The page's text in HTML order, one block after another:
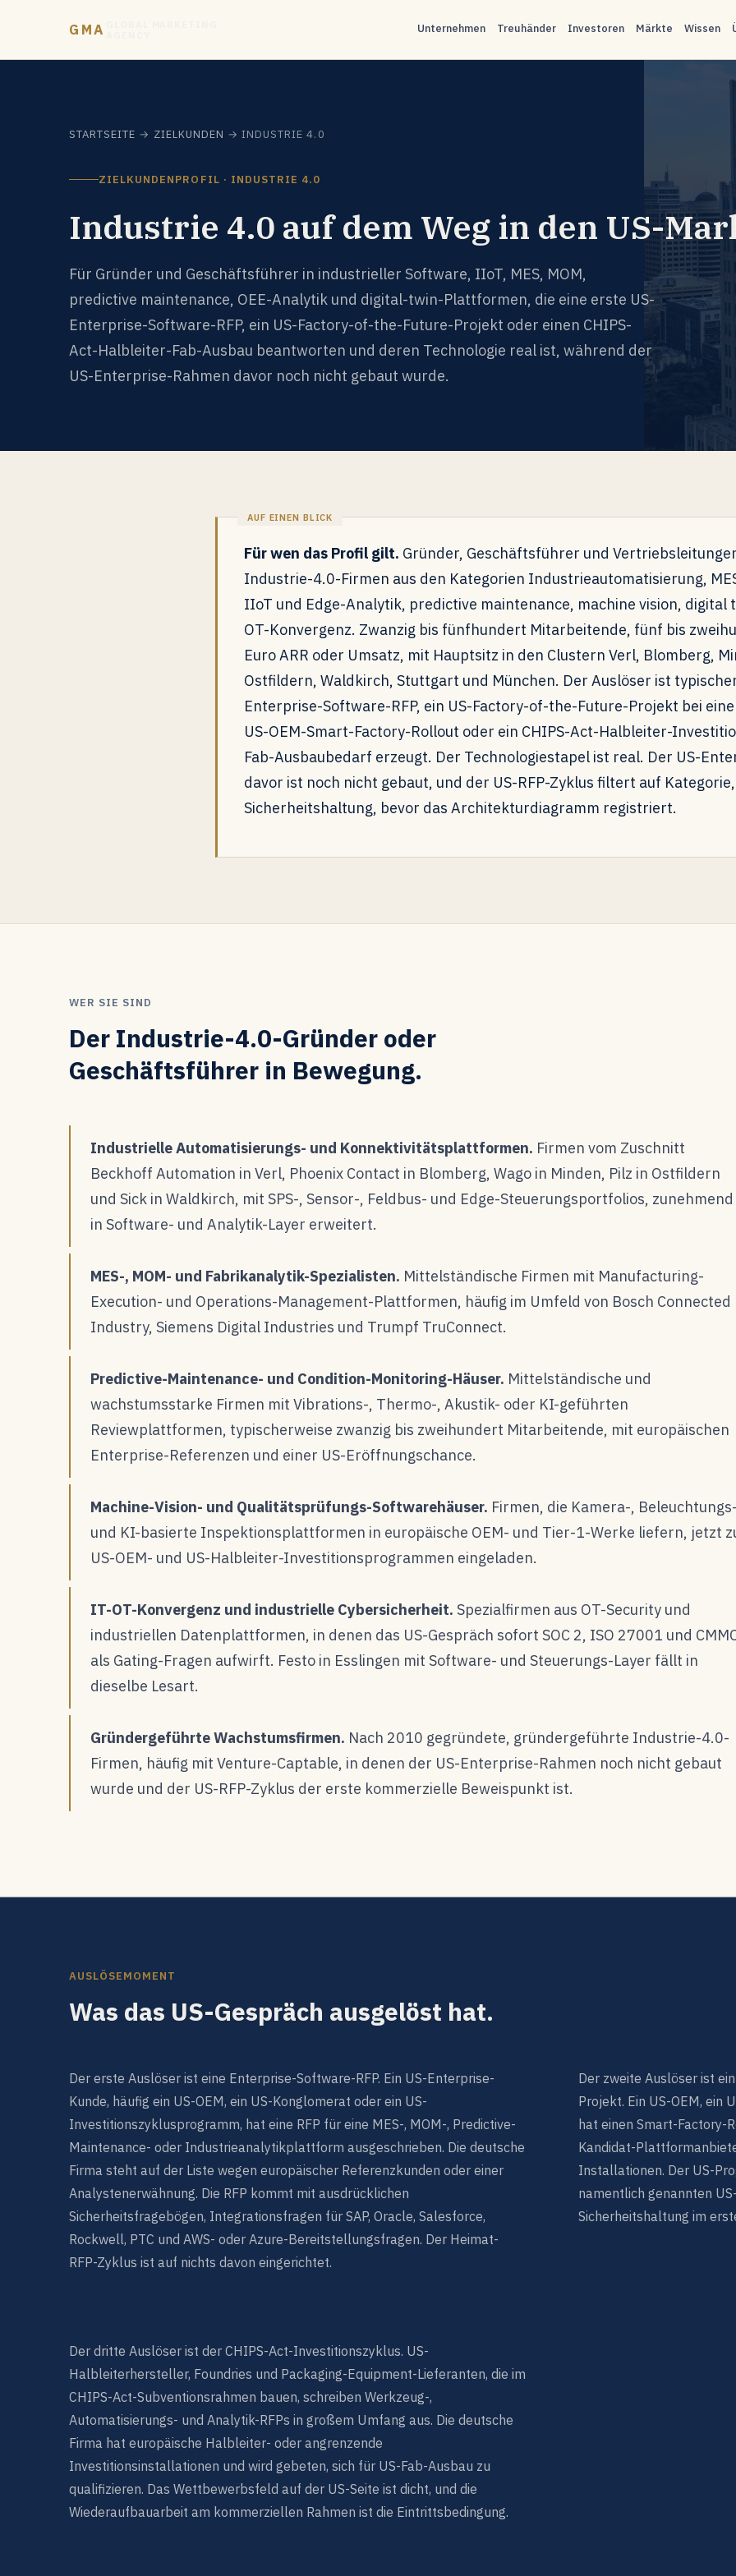
GMA Unternehmen Treuhänder Investoren Märkte Wissen
STARTSEITE → ZIELKUNDEN → INDUSTRIE 4.0
ZIELKUNDENPROFIL · INDUSTRIE 4.0
Industrie 4.0 auf dem Weg in den US-
Für Gründer und Geschäftsführer in industrieller Software, IIoT, MES, MOM,
predictive maintenance, OEE-Analytik und digital-twin-Plattformen, die eine erste US-
Enterprise-Software-RFP, ein US-Factory-of-the-Future-Projekt oder einen CHIPS-
Act-Halbleiter-Fab-Ausbau beantworten und deren Technologie real ist, während der
US-Enterprise-Rahmen davor noch nicht gebaut wurde.
Für wen das Profil gilt. Gründer, Geschäftsführer und
Industrie-4.0-Firmen aus den Kategorien Industrieautomatisierung,
IIoT und Edge-Analytik, predictive maintenance, machine vision, digital
OT-Konvergenz. Zwanzig bis fünfhundert Mitarbeitende, fünf bis
Euro ARR oder Umsatz, mit Hauptsitz in den Clustern Verl, Blomberg,
Ostfildern, Waldkirch, Stuttgart und München. Der Auslöser ist
Enterprise-Software-RFP, ein US-Factory-of-the-Future-Projekt bei
US-OEM-Smart-Factory-Rollout oder ein CHIPS-Act-Halbleiter-
Fab-Ausbaubedarf erzeugt. Der Technologiestapel ist real. Der US-
davor ist noch nicht gebaut, und der US-RFP-Zyklus filtert auf
Sicherheitshaltung, bevor das Architekturdiagramm registriert.
WER SIE SIND
Der Industrie-4.0-Gründer oder
Geschäftsführer in Bewegung.
Industrielle Automatisierungs- und Konnektivitätsplattformen. Firmen vom Zuschnitt
Beckhoff Automation in Verl, Phoenix Contact in Blomberg, Wago in Minden, Pilz in Ostfildern
und Sick in Waldkirch, mit SPS-, Sensor-, Feldbus- und Edge-Steuerungsportfolios, zunehmend
in Software- und Analytik-Layer erweitert.
MES-, MOM- und Fabrikanalytik-Spezialisten. Mittelständische Firmen mit Manufacturing-
Execution- und Operations-Management-Plattformen, häufig im Umfeld von Bosch Connected
Industry, Siemens Digital Industries und Trumpf TruConnect.
Predictive-Maintenance- und Condition-Monitoring-Häuser. Mittelständische und
wachstumsstarke Firmen mit Vibrations-, Thermo-, Akustik- oder KI-geführten
Reviewplattformen, typischerweise zwanzig bis zweihundert Mitarbeitende, mit europäischen
Enterprise-Referenzen und einer US-Eröffnungschance.
Machine-Vision- und Qualitätsprüfungs-Softwarehäuser. Firmen, die Kamera-, Beleuchtungs-
und KI-basierte Inspektionsplattformen in europäische OEM- und Tier-1-Werke liefern, jetzt
US-OEM- und US-Halbleiter-Investitionsprogrammen eingeladen.
IT-OT-Konvergenz und industrielle Cybersicherheit. Spezialfirmen aus OT-Security und
industriellen Datenplattformen, in denen das US-Gespräch sofort SOC 2, ISO 27001 und
als Gating-Fragen aufwirft. Festo in Esslingen mit Software- und Steuerungs-Layer fällt in
dieselbe Lesart.
Gründergeführte Wachstumsfirmen. Nach 2010 gegründete, gründergeführte Industrie-4.0-
Firmen, häufig mit Venture-Captable, in denen der US-Enterprise-Rahmen noch nicht gebaut
wurde und der US-RFP-Zyklus der erste kommerzielle Beweispunkt ist.
AUSLÖSEMOMENT
Was das US-Gespräch ausgelöst hat.
Der erste Auslöser ist eine Enterprise-Software-RFP. Ein US-Enterprise-
Kunde, häufig ein US-OEM, ein US-Konglomerat oder ein US-
Investitionszyklusprogramm, hat eine RFP für eine MES-, MOM-, Predictive-
Maintenance- oder Industrieanalytikplattform ausgeschrieben. Die deutsche
Firma steht auf der Liste wegen europäischer Referenzkunden oder einer
Analystenerwähnung. Die RFP kommt mit ausdrücklichen
Sicherheitsfragebögen, Integrationsfragen für SAP, Oracle, Salesforce,
Rockwell, PTC und AWS- oder Azure-Bereitstellungsfragen. Der Heimat-
RFP-Zyklus ist auf nichts davon eingerichtet.
Der zweite Auslöser ist
Projekt. Ein US-OEM, ein
hat einen Smart-Factory-
Kandidat-
Installationen. Der US-
namentlich genannten
Sicherheitshaltung im
Der dritte Auslöser ist der CHIPS-Act-Investitionszyklus. US-
Halbleiterhersteller, Foundries und Packaging-Equipment-Lieferanten, die im
CHIPS-Act-Subventionsrahmen bauen, schreiben Werkzeug-,
Automatisierungs- und Analytik-RFPs in großem Umfang aus. Die deutsche
Firma hat europäische Halbleiter- oder angrenzende
Investitionsinstallationen und wird gebeten, sich für US-Fab-Ausbau zu
qualifizieren. Das Wettbewerbsfeld auf der US-Seite ist dicht, und die
Wiederaufbauarbeit am kommerziellen Rahmen ist die Eintrittsbedingung.